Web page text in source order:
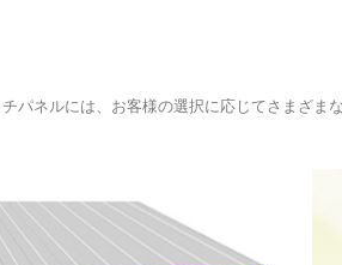
パネルには、お客様の選択に応じてさまざま